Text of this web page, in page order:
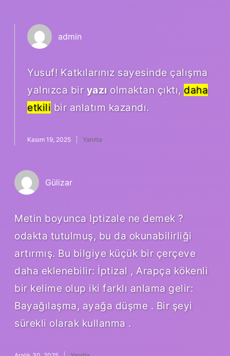
admin
Yusuf! Katkılarınız sayesinde çalışma
yalnızca bir yazıolmaktan çıktı, daha
etkili bir anlatım kazandı.
Kasım 19, 2025 Yanıtla
Gülizar
Metin boyunca Iptizale ne demek ?
odakta tutulmuş, bu da okunabilirliği
artırmış. Bu bilgiye küçük bir çerçeve
daha eklenebilir: İptizal , Arapça kökenli
bir kelime olup iki farklı anlama gelir:
Bayağılaşma, ayağa düşme . Bir şeyi
sürekli olarak kullanma .